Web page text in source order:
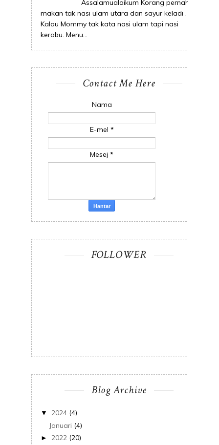
Assalamualaikum Korang pernah
makan tak nasi ulam utara dan sayur keladi .
Kalau Mommy tak kata nasi ulam tapi nasi
kerabu. Menu...
Contact Me Here
Nama
E-mel *
Mesej *
FOLLOWER
Blog Archive
▼ 2024 (4)
Januari (4)
► 2022 (20)